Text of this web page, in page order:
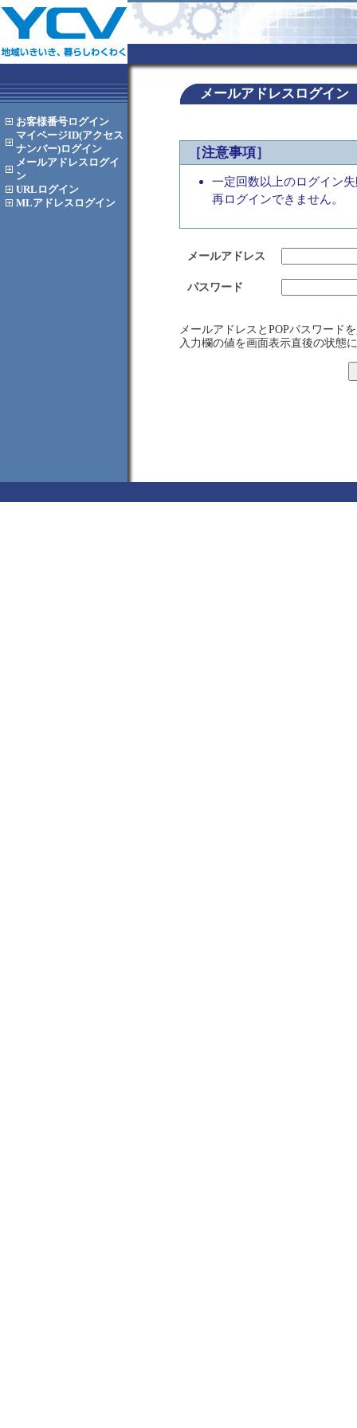
お客様番号ログイン
マイページID(アクセス
ナンバー)ログイン
メールアドレス ログイ
ン
URL ログイン
MLアドレス ログイン
メールアドレスログイン
［注意事項］
一定回数以上のログイン
再ログインできません。
メールアドレス
パスワード
メールアドレスとPOPパスワード
入力欄の値を画面表示直後の状態